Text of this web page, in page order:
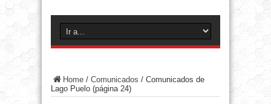
Home / Comunicados / Comunicados de
Lago Puelo (página 24)